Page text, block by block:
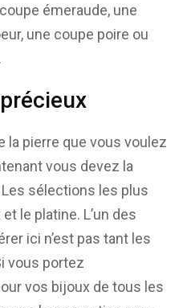
émeraude, une
une coupe poire ou
la pierre que vous voulez
vous devez la
sélections les plus
le platine. L’un des
ici n’est pas tant les
vous portez
vos bijoux de tous les